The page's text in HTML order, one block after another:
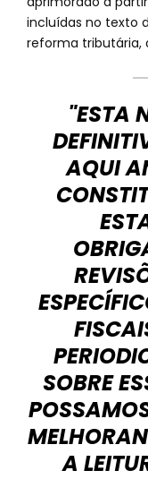
incluídas no texto
reforma tributária,
"ESTA
AQUI
SOBRE
A